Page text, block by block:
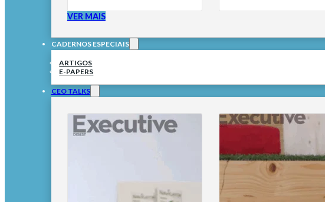
VER MAIS
CADERNOS ESPECIAIS
ARTIGOS
E-PAPERS
CEO TALKS